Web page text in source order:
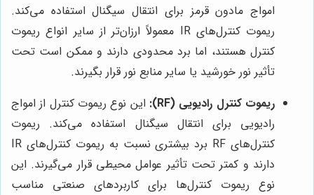
امواج مادون قرمز برای انتقال سیگنال استفاده می‌کند.
ریموت کنترل‌های IR معمولاً ارزان‌تر از سایر انواع ریموت
کنترل هستند، اما برد محدودی دارند و ممکن است تحت
تأثیر نور خورشید یا سایر منابع نور قرار بگیرند.
ریموت کنترل رادیویی (RF):
این نوع ریموت کنترل از امواج
رادیویی برای انتقال سیگنال استفاده می‌کند. ریموت
کنترل‌های RF برد بیشتری نسبت به ریموت کنترل‌های IR
دارند و کمتر تحت تأثیر عوامل محیطی قرار می‌گیرند. این
نوع ریموت کنترل‌ها برای کاربردهای صنعتی مناسب